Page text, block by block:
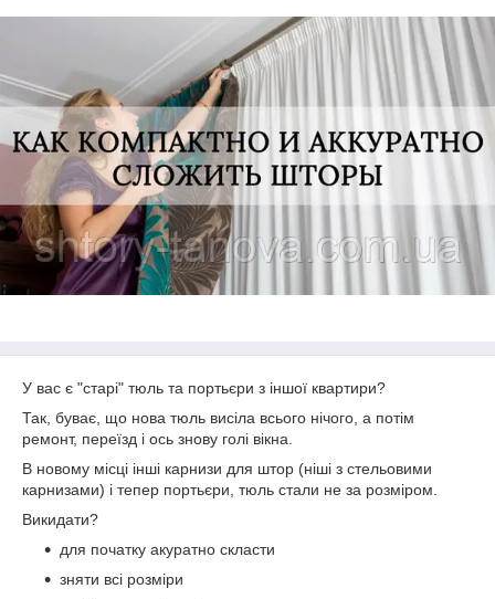
У вас є "старі" тюль та портьєри з іншої квартири?
Так, буває, що нова тюль висіла всього нічого, а потім
ремонт, переїзд і ось знову голі вікна.
В новому місці інші карнизи для штор (ніші з стельовими
карнизами) і тепер портьєри, тюль стали не за розміром.
Викидати?
для початку акуратно скласти
зняти всі розміри